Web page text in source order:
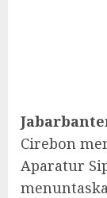
Cirebon
Aparatur